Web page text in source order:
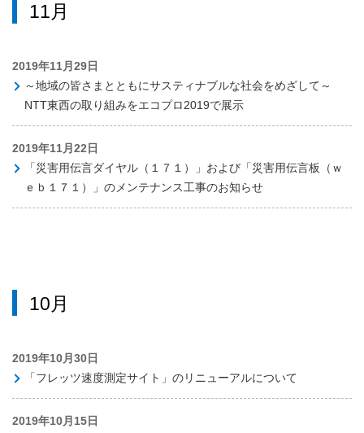
11月
2019年11月29日
～地域の皆さまとともにサスティナブルな社会をめざして～
NTT東西の取り組みをエコプロ2019で展示
2019年11月22日
「災害用伝言ダイヤル（１７１）」および「災害用伝言板（ｗ
ｅｂ１７１）」のメンテナンス工事のお知らせ
10月
2019年10月30日
「フレッツ速度測定サイト」のリニューアルについて
2019年10月15日